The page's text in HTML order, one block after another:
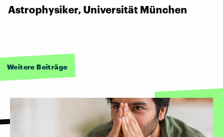
Astrophysiker, Universität München
Weitere Beiträge